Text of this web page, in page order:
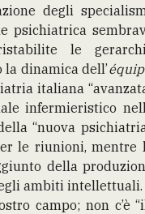
degli
psichiatrica
le
dinamica dell’
italiana
infermieristico
“nuova
le riunioni, mentre
della
ambiti intellettuali.
campo; non c’è